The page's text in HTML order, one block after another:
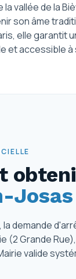
la vallée de la
son âme
elle garantit
et accessible
Josas
demande
(2 Grande
valide